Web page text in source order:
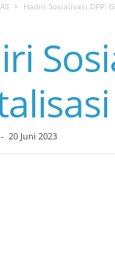
Hadiri Sosialisasi DPP,
20 Juni 2023